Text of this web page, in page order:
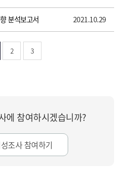
분석보고서 2021.10.29
2 3
에 참여하시겠습니까?
조사 참여하기